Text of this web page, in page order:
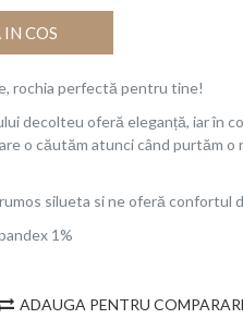
COS
rochia perfectă pentru tine!
decolteu oferă eleganță, iar în
o căutăm atunci când purtăm o
silueta si ne oferă confortul
1%
ADAUGA PENTRU